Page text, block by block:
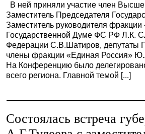
В ней приняли участие член
Заместитель Председателя
Заместитель руководителя
Государственной Думе ФС РФ Л.К.
Федерации С.В.Шатиров, депутаты
члены фракции «Единая Россия»
На Конференцию было
всего региона. Главной темой [...]
Состоялась встреча